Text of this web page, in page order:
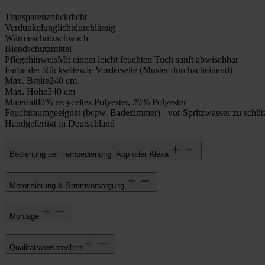
Transparenzblickdicht
Verdunkelunglichtdurchlässig
Wärmeschutzschwach
Blendschutzmittel
PflegehinweisMit einem leicht feuchten Tuch sanft abwischbar
Farbe der Rückseitewie Vorderseite (Muster durchscheinend)
Max. Breite240 cm
Max. Höhe340 cm
Material80% recyceltes Polyester, 20% Polyester
Feuchtraumgeeignet (bspw. Badezimmer) - vor Spritzwasser zu
Handgefertigt in Deutschland
Bedienung per Fernbedienung, App oder Alexa
Motorisierung & Stromversorgung
Montage
Qualitätsversprechen